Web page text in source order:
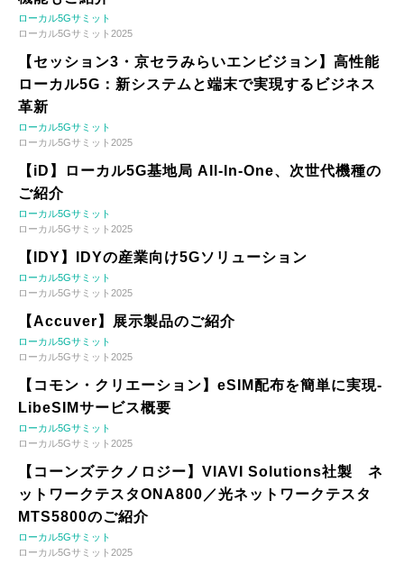
ローカル5Gサミット
ローカル5Gサミット2025
【セッション3・京セラみらいエンビジョン】高性能
ローカル5G：新システムと端末で実現するビジネス
革新
ローカル5Gサミット
ローカル5Gサミット2025
【iD】ローカル5G基地局 All-In-One、次世代機種の
ご紹介
ローカル5Gサミット
ローカル5Gサミット2025
【IDY】IDYの産業向け5Gソリューション
ローカル5Gサミット
ローカル5Gサミット2025
【Accuver】展示製品のご紹介
ローカル5Gサミット
ローカル5Gサミット2025
【コモン・クリエーション】eSIM配布を簡単に実現-
LibeSIMサービス概要
ローカル5Gサミット
ローカル5Gサミット2025
【コーンズテクノロジー】VIAVI Solutions社製 ネ
ットワークテスタONA800／光ネットワークテスタ
MTS5800のご紹介
ローカル5Gサミット
ローカル5Gサミット2025